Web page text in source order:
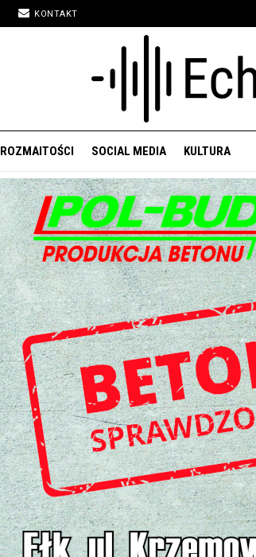
KONTAKT
ROZMAITOŚCI SOCIAL MEDIA KULTURA